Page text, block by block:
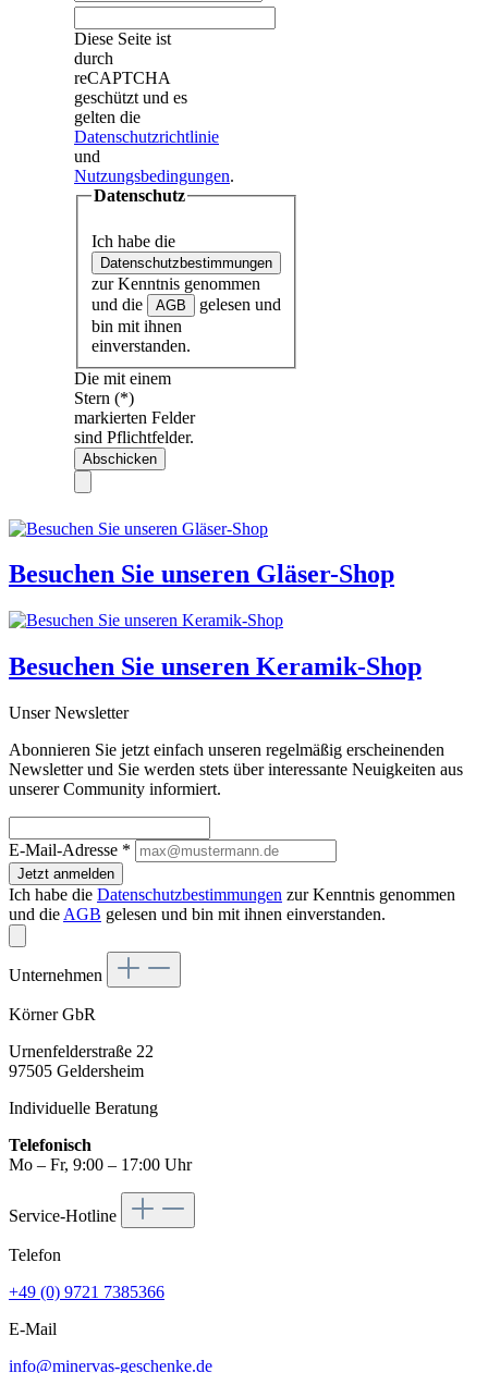
Diese Seite ist
durch
reCAPTCHA
geschützt und es
gelten die
Datenschutzrichtlinie
und
Nutzungsbedingungen.
Datenschutz
Ich habe die
Datenschutzbestimmungen
zur Kenntnis genommen
und die
AGB
gelesen und
bin mit ihnen
einverstanden.
Die mit einem
Stern (*)
markierten Felder
sind Pflichtfelder.
Abschicken
Besuchen Sie unseren Gläser-Shop
Besuchen Sie unseren Keramik-Shop
Unser Newsletter
Abonnieren Sie jetzt einfach unseren regelmäßig erscheinenden
Newsletter und Sie werden stets über interessante Neuigkeiten aus
unserer Community informiert.
E-Mail-Adresse *
Jetzt anmelden
Ich habe die Datenschutzbestimmungen zur Kenntnis genommen
und die AGB gelesen und bin mit ihnen einverstanden.
Unternehmen
Körner GbR
Urnenfelderstraße 22
97505 Geldersheim
Individuelle Beratung
Telefonisch
Mo – Fr, 9:00 – 17:00 Uhr
Service-Hotline
Telefon
+49 (0) 9721 7385366
E-Mail
info@minervas-geschenke.de